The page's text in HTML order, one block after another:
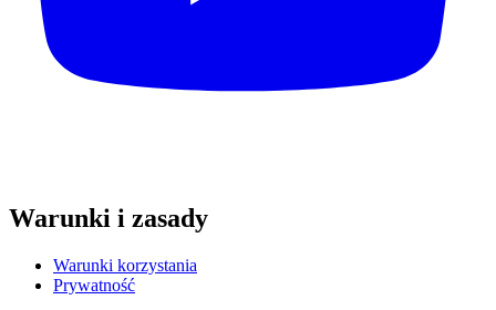
Warunki i zasady
Warunki korzystania
Prywatność